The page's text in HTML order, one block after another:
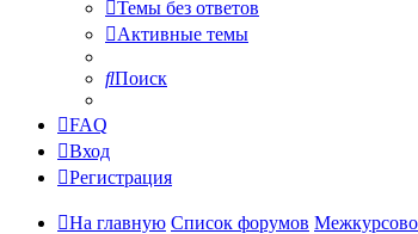
Темы без ответов
Активные темы
Поиск
FAQ
Вход
Регистрация
На главную Список форумов